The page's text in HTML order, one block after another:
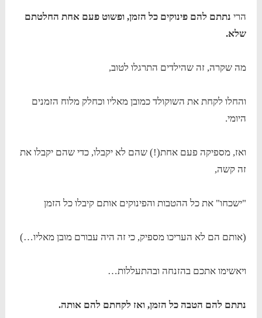
הרי נתתם להם פינוקים כל הזמן, ופשוט פעם אחת החלטתם
שלא.
מה שקרה, זה שהילדים התרגלו לטוב,
והחלו לקחת את השוקולד כמובן מאליו וכחלק מלוח הזמנים
היומי.
ואז, מספיקה פעם אחת(!) שהם לא יקבלו, כדי שהם יקבלו את
זה קשה,
"ישכחו" את כל ההטבות והפינוקים אותם קיבלו כל הזמן
(אותם הם לא העריכו מספיק, כי זה היה עבורם מובן מאליו…)
ויאשימו אתכם בהזנחה ובהתעללות…
נתתם להם הטבה כל הזמן, ואז לקחתם להם אותה.